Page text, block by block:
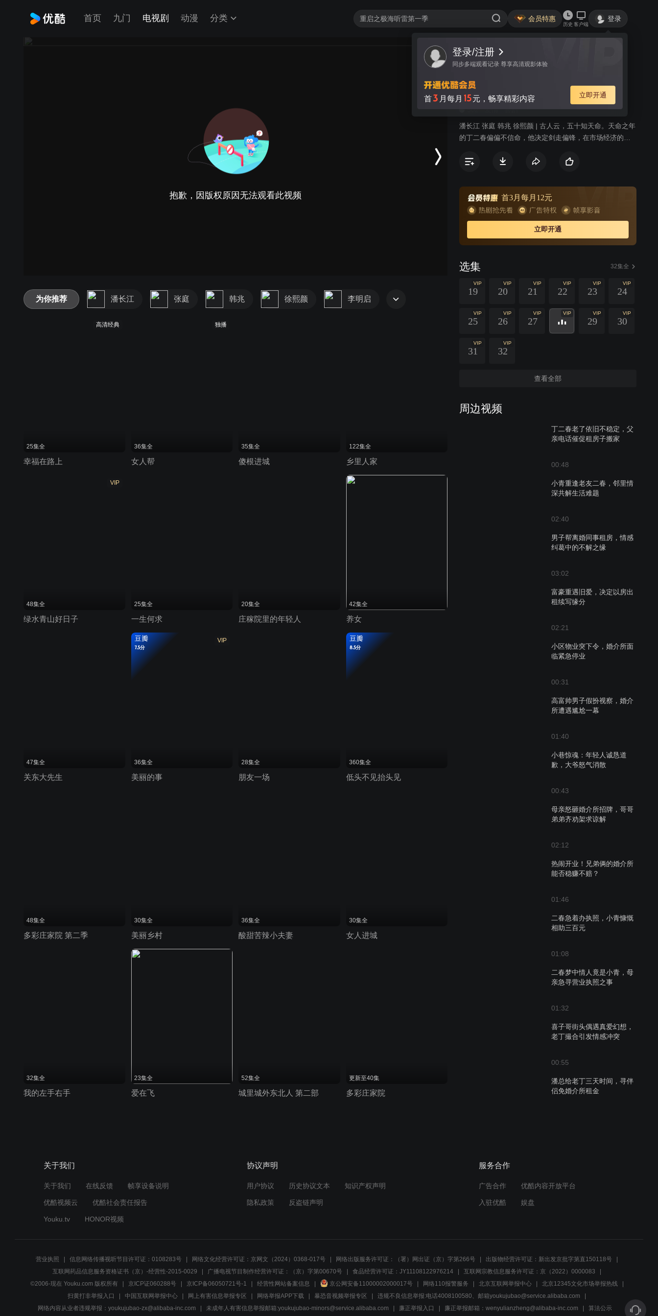
首页 九门 电视剧 动漫 分类 会员特惠
历史 客户端
登录
登录/注册
同步多端观看记录 尊享高清观影体验
首3 月每月 15元，畅享精彩内容 立即开通
抱歉，因版权原因无法观看此视频
视频 讨论
男媒婆
喜剧
潘长江 张庭 韩兆 徐熙颜 | 古人云，五十知天命。天命之年
的丁二春偏偏不信命，他决定剑走偏锋，在市场经济的浪
电视征婚节目的启发，丁二春和师弟姚双喜精心策划、打
首3月每月12元
立即开通
选集 32集全
VIP
19
VIP
20
VIP
21
VIP
22
VIP
23
VIP
24
VIP
25
VIP
26
VIP
27
VIP VIP
29
VIP
30
VIP
31
VIP
32
查看全部
周边视频
丁二春老了依旧不稳定，父
亲电话催促租房子搬家
00:48
小青重逢老友二春，邻里情
深共解生活难题
02:40
男子帮离婚同事租房，情感
纠葛中的不解之缘
03:02
富豪重遇旧爱，决定以房出
租续写缘分
02:21
小区物业突下令，婚介所面
临紧急停业
00:31
高富帅男子假扮视察，婚介
所遭遇尴尬一幕
01:40
小巷惊魂：年轻人诚恳道
歉，大爷怒气消散
00:43
母亲怒砸婚介所招牌，哥哥
弟弟齐劝架求谅解
02:12
热闹开业！兄弟俩的婚介所
能否稳赚不赔？
01:46
二春急着办执照，小青慷慨
相助三百元
01:08
二春梦中情人竟是小青，母
亲急寻营业执照之事
01:32
喜子哥街头偶遇真爱幻想，
老丁撮合引发情感冲突
00:55
潘总给老丁三天时间，寻伴
侣免婚介所租金
大妈怒砸婚介所，男子苦劝
01:40
女儿的担忧与承诺，男子能
否兑现婚姻之约？
为你推荐 潘长江 张庭 韩兆 徐熙颜 李明启
高清经典
25集全
幸福在路上
独播
36集全
女人帮
35集全
傻根进城
122集全
乡里人家
VIP
48集全
绿水青山好日子
25集全
一生何求
20集全
庄稼院里的年轻人
42集全
养女
47集全
关东大先生
VIP
豆瓣
7.5分
36集全
美丽的事
28集全
朋友一场
豆瓣
8.5分
360集全
低头不见抬头见
48集全
多彩庄家院 第二季
30集全
美丽乡村
36集全
酸甜苦辣小夫妻
30集全
女人进城
32集全
我的左手右手
23集全
爱在飞
52集全
城里城外东北人 第二部
更新至40集
多彩庄家院
关于我们
关于我们 在线反馈 帧享设备说明
优酷视频云 优酷社会责任报告
Youku.tv HONOR视频
协议声明
用户协议 历史协议文本 知识产权声明
隐私政策 反盗链声明
服务合作
广告合作 优酷内容开放平台
入驻优酷 娱盘
营业执照 信息网络传播视听节目许可证：0108283号 网络文化经营许可证：京网文（2024）0368-017号 网络出版服务许可证：（署）网出证（京）字第266号
出版物经营许可证：新出发京批字第直150118号
互联网药品信息服务资格证书（京）-经营性-2015-0029
广播电视节目制作经营许可证：（京）字第00670号 食品经营许可证：JY11108122976214
互联网宗教信息服务许可证：京（2022）0000083
©2006-现在 Youku.com 版权所有
京ICP证060288号 京ICP备06050721号-1 经营性网站备案信息 京公网安备11000002000017号 网络110报警服务 北京互联网举报中心
北京12345文化市场举报热线
扫黄打非举报入口
中国互联网举报中心 网上有害信息举报专区 网络举报APP下载 暴恐音视频举报专区
违规不良信息举报:电话4008100580、邮箱youkujubao@service.alibaba.com
网络内容从业者违规举报：youkujubao-zx@alibaba-inc.com
未成年人有害信息举报邮箱:youkujubao-minors@service.alibaba.com 廉正举报入口 廉正举报邮箱：wenyulianzheng@alibaba-inc.com 算法公示